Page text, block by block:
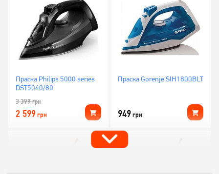
Праска Philips 5000 series
DST5040/80
3 399грн
2 599грн
Праска Gorenje SIH1800BLT
949грн